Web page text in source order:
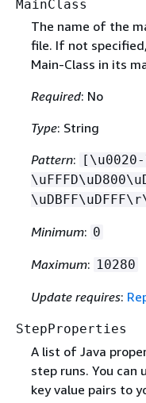
MainClass
The name of the
file. If not
Main-Class in its
Required: No
Type: String
Pattern:
[\u0020-
Minimum: 0
Maximum: 10280
Update requires:
StepProperties
A list of Java
step runs. You can
key value pairs to